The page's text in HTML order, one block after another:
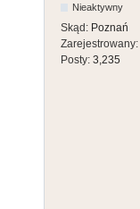
Nieaktywny
Skąd: Poznań
Zarejestrowany:
Posty: 3,235